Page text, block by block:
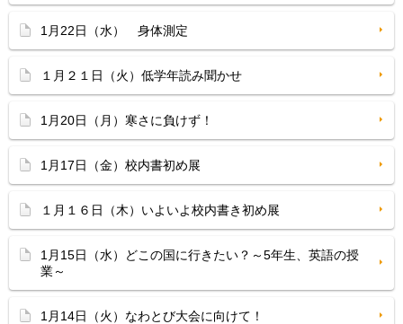
1月22日（水） 身体測定
１月２１日（火）低学年読み聞かせ
1月20日（月）寒さに負けず！
1月17日（金）校内書初め展
１月１６日（木）いよいよ校内書き初め展
1月15日（水）どこの国に行きたい？～5年生、英語の授
業～
1月14日（火）なわとび大会に向けて！